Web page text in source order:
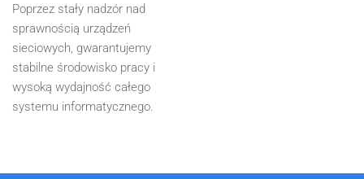
Poprzez stały nadzór nad
sprawnością urządzeń
sieciowych, gwarantujemy
stabilne środowisko pracy i
wysoką wydajność całego
systemu informatycznego.